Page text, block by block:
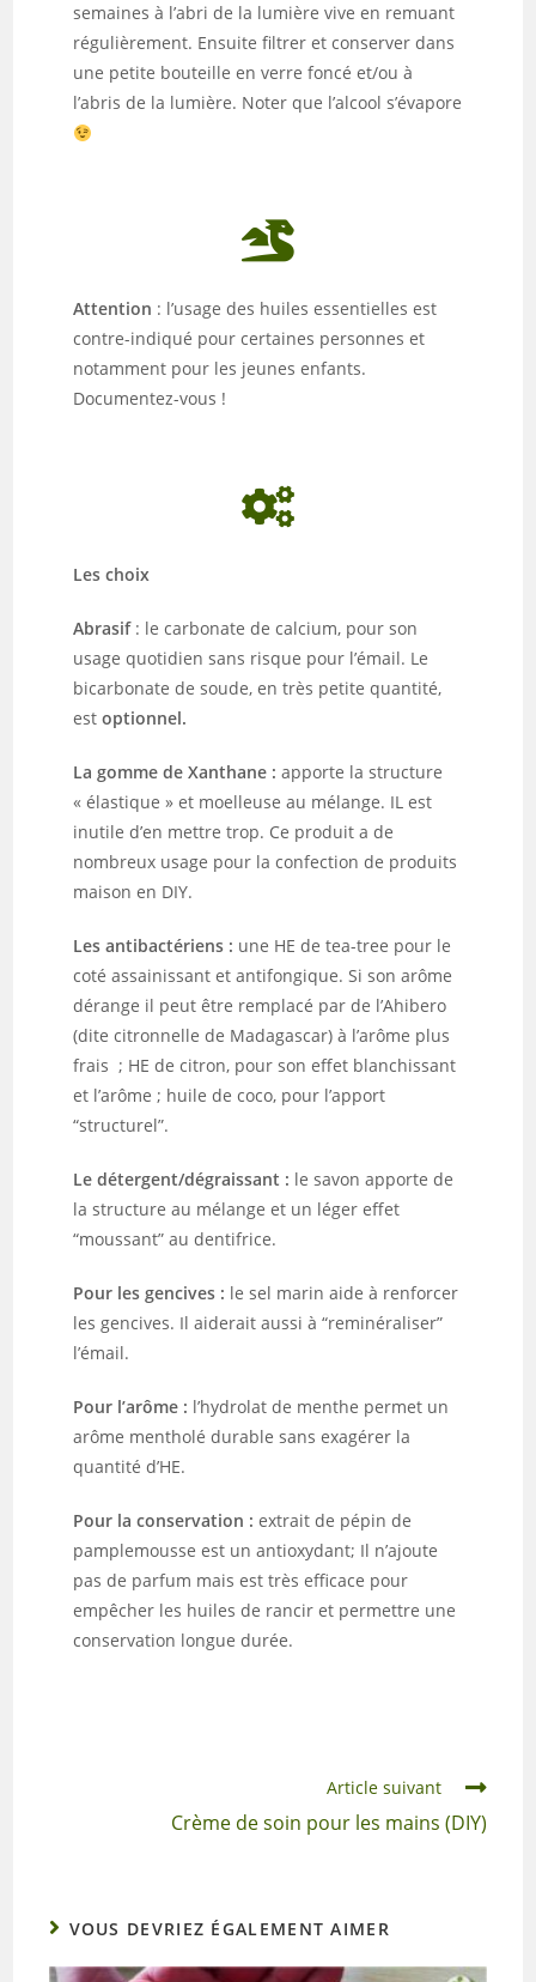
semaines à l’abri de la lumière vive en remuant
régulièrement. Ensuitefiltrer et conserver dans
une petite bouteille en verre foncé et/ou à
l’abris de la lumière. Noter que l’alcool s’évapore
Attention : l’usage des huiles essentielles est
contre-indiqué pour certaines personnes et
notamment pour les jeunes enfants.
Documentez-vous !
Les choix
Abrasif: le carbonate de calcium, pour son
usage quotidien sans risque pour l’émail. Le
bicarbonate de soude, en très petite quantité,
estoptionnel.
La gomme de Xanthane :apporte la structure
« élastique » et moelleuse au mélange. IL est
inutile d’en mettre trop. Ce produit a de
nombreux usage pour la confection de produits
maison en DIY.
Les antibactériens : une HE de tea-tree pour le
coté assainissant et antifongique. Si son arôme
dérange il peut être remplacé par de l’Ahibero
(dite citronnelle de Madagascar) à l’arôme plus
frais ; HE de citron, pour son effet blanchissant
et l’arôme ; huile de coco, pour l’apport
“structurel”.
Le détergent/dégraissant : lesavon apporte de
la structure au mélange et un léger effet
“moussant” au dentifrice.
Pour les gencives : le sel marin aide à renforcer
les gencives. Ilaiderait aussi à “reminéraliser”
l’émail.
Pour l’arôme : l’hydrolat de menthe permet un
arôme mentholé durable sans exagérer la
quantité d’HE.
Pour la conservation :extrait de pépin de
pamplemousse est un antioxydant; Il n’ajoute
pas de parfum mais est très efficace pour
empêcher les huiles de rancir et permettre une
conservation longue durée.
Article suivant
Crème de soin pour les mains (DIY)
VOUS DEVRIEZ ÉGALEMENT AIMER